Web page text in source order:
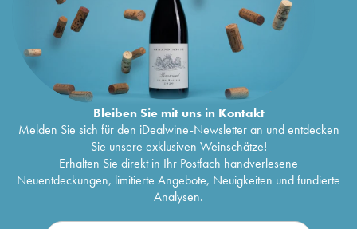
Bleiben Sie mit uns in Kontakt
Melden Sie sich für den iDealwine-Newsletter an und entdecken
Sie unsere exklusiven Weinschätze!
Erhalten Sie direkt in Ihr Postfach handverlesene
Neuentdeckungen, limitierte Angebote, Neuigkeiten und fundierte
Analysen.